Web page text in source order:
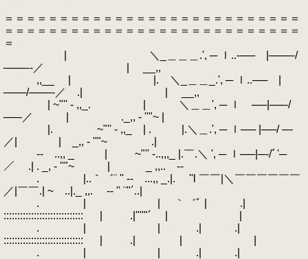
＝＝＝＝＝＝＝＝＝＝＝＝＝＝＝＝＝＝＝＝＝＝＝＝＝＝＝
＝＝＝＝＝＝＝＝＝＝＝＝＝＝＝＝＝＝＝＝＝＝＝＝＝＝＝
＝
| ＼_＿＿＿.', ─ ｌ..‐── |───‐/
───‐‐／ | __,,
,,__ | |. ＼_＿＿_.', ─ ｌ..── |
───/───‐／ .| | __,,
| ~"'' - ,,_. | ＼＿＿', ─ ｌ ──|──‐/
──‐／ | ._,, - ''"~ |
|. ~"'' - ,,_ | . |.＼＿.', ─ ｌ── |──/ ─‐
／| | _,, - ''"~ .|
‐- ..,, _ | ~"'' -..,,,_ |.￣.＼ ', ─ ｌ──|─‐/ﾞ'─
／ .| . _, - ''"~ | _ ,,.. -‐
. |..｀゛¨ '' ‐- ...,, _.|. ''l ￣￣|＼￣￣￣￣￣￣
／|￣￣.| ~ ..|._ ,,. -‐ '' ¨"´..|
. | | ｀゛ﾞ | .|
::::::::::::::::::::::::::::: | .|''''"´ | |
. | | .| .|
::::::::::::::::::::::::::::: | .| | |
. | | .| .|